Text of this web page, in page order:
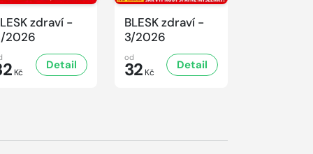
zdraví -
2026
Kč
Detail
BLESK zdraví -
3/2026
od
32 Kč
Detail